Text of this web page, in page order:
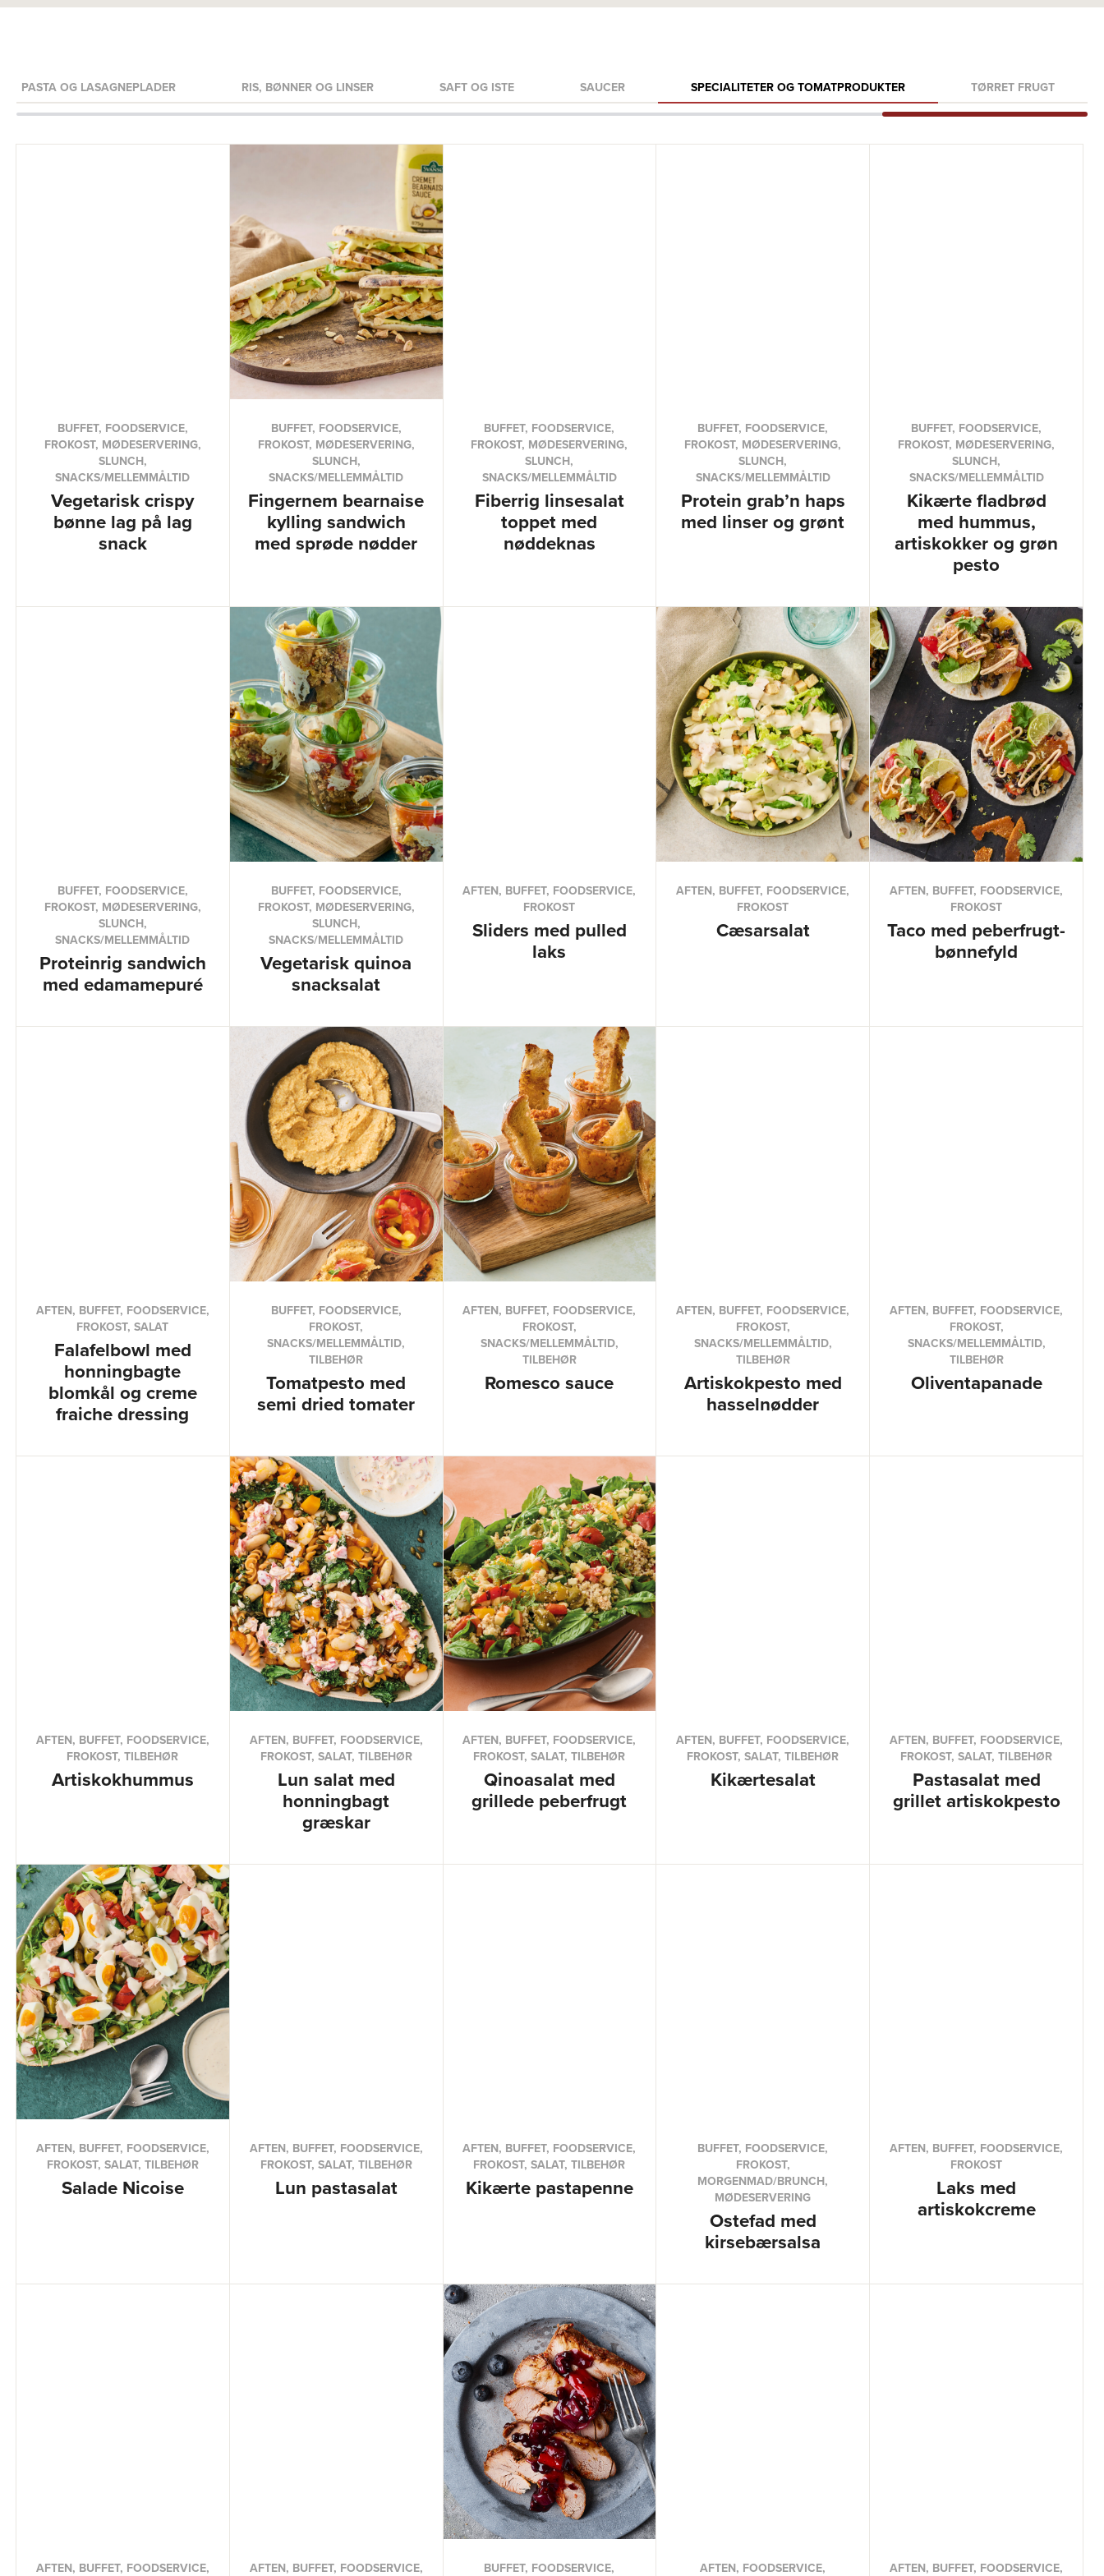
PASTA OG LASAGNEPLADER RIS, BØNNER OG LINSER SAFT OG ISTE SAUCER SPECIALITETER OG TOMATPRODUKTER TØRRET FRUGT
BUFFET, FOODSERVICE,
FROKOST, MØDESERVERING,
SLUNCH,
SNACKS/MELLEMMÅLTID
Vegetarisk crispy
bønne lag på lag
snack
BUFFET, FOODSERVICE,
FROKOST, MØDESERVERING,
SLUNCH,
SNACKS/MELLEMMÅLTID
Fingernem bearnaise
kylling sandwich
med sprøde nødder
BUFFET, FOODSERVICE,
FROKOST, MØDESERVERING,
SLUNCH,
SNACKS/MELLEMMÅLTID
Fiberrig linsesalat
toppet med
nøddeknas
BUFFET, FOODSERVICE,
FROKOST, MØDESERVERING,
SLUNCH,
SNACKS/MELLEMMÅLTID
Protein grab’n haps
med linser og grønt
BUFFET, FOODSERVICE,
FROKOST, MØDESERVERING,
SLUNCH,
SNACKS/MELLEMMÅLTID
Kikærte fladbrød
med hummus,
artiskokker og grøn
pesto
BUFFET, FOODSERVICE,
FROKOST, MØDESERVERING,
SLUNCH,
SNACKS/MELLEMMÅLTID
Proteinrig sandwich
med edamamepuré
BUFFET, FOODSERVICE,
FROKOST, MØDESERVERING,
SLUNCH,
SNACKS/MELLEMMÅLTID
Vegetarisk quinoa
snacksalat
AFTEN, BUFFET, FOODSERVICE,
FROKOST
Sliders med pulled
laks
AFTEN, BUFFET, FOODSERVICE,
FROKOST
Cæsarsalat
AFTEN, BUFFET, FOODSERVICE,
FROKOST
Taco med peberfrugt-
bønnefyld
AFTEN, BUFFET, FOODSERVICE,
FROKOST, SALAT
Falafelbowl med
honningbagte
blomkål og creme
fraiche dressing
BUFFET, FOODSERVICE,
FROKOST,
SNACKS/MELLEMMÅLTID,
TILBEHØR
Tomatpesto med
semi dried tomater
AFTEN, BUFFET, FOODSERVICE,
FROKOST,
SNACKS/MELLEMMÅLTID,
TILBEHØR
Romesco sauce
AFTEN, BUFFET, FOODSERVICE,
FROKOST,
SNACKS/MELLEMMÅLTID,
TILBEHØR
Artiskokpesto med
hasselnødder
AFTEN, BUFFET, FOODSERVICE,
FROKOST,
SNACKS/MELLEMMÅLTID,
TILBEHØR
Oliventapanade
AFTEN, BUFFET, FOODSERVICE,
FROKOST, TILBEHØR
Artiskokhummus
AFTEN, BUFFET, FOODSERVICE,
FROKOST, SALAT, TILBEHØR
Lun salat med
honningbagt
græskar
AFTEN, BUFFET, FOODSERVICE,
FROKOST, SALAT, TILBEHØR
Qinoasalat med
grillede peberfrugt
AFTEN, BUFFET, FOODSERVICE,
FROKOST, SALAT, TILBEHØR
Kikærtesalat
AFTEN, BUFFET, FOODSERVICE,
FROKOST, SALAT, TILBEHØR
Pastasalat med
grillet artiskokpesto
AFTEN, BUFFET, FOODSERVICE,
FROKOST, SALAT, TILBEHØR
Salade Nicoise
AFTEN, BUFFET, FOODSERVICE,
FROKOST, SALAT, TILBEHØR
Lun pastasalat
AFTEN, BUFFET, FOODSERVICE,
FROKOST, SALAT, TILBEHØR
Kikærte pastapenne
BUFFET, FOODSERVICE,
FROKOST,
MORGENMAD/BRUNCH,
MØDESERVERING
Ostefad med
kirsebærsalsa
AFTEN, BUFFET, FOODSERVICE,
FROKOST
Laks med
artiskokcreme
AFTEN, BUFFET, FOODSERVICE, AFTEN, BUFFET, FOODSERVICE, BUFFET, FOODSERVICE, AFTEN, FOODSERVICE, AFTEN, BUFFET, FOODSERVICE,